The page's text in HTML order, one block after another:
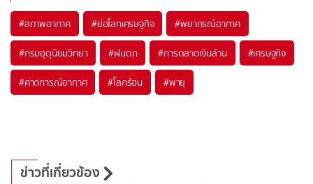
#สภาพอากาศ #ย่อโลกเศรษฐกิจ #พยากรณ์อากาศ
#กรมอุตุนิยมวิทยา #ฝนตก #การตลาดเงินล้าน #เศรษฐกิจ
#คาดการณ์อากาศ #โลกร้อน #พายุ
ข่าวที่เกี่ยวข้อง